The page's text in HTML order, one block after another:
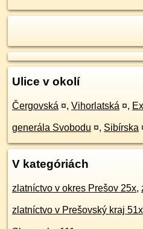
Ulice v okolí
Čergovská ¤, Vihorlatská ¤,
generála Svobodu ¤, Sibírska
V kategóriách
zlatníctvo v okres Prešov 25x,
zlatníctvo v Prešovský kraj 51x